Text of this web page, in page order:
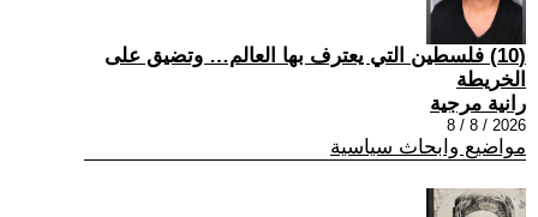
(10) فلسطين التي يعترف بها العالم… وتضيق على
الخريطة
رانية مرجية
2026 / 8 / 8
مواضيع وابحاث سياسية